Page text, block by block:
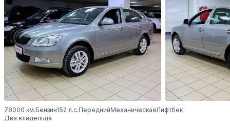
78000 км.Бензин152 л.с.ПереднийМеханическаяЛифтбек
Два владельца